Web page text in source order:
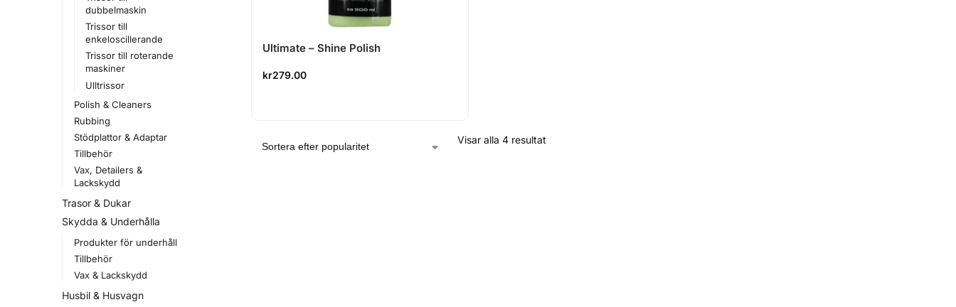
Ultimate – Shine Polish
kr279.00
Visar alla 4 resultat
dubbelmaskin
Trissor till
enkeloscillerande
Trissor till roterande
maskiner
Ulltrissor
Polish & Cleaners
Rubbing
Stödplattor & Adaptar
Tillbehör
Vax, Detailers &
Lackskydd
Trasor & Dukar
Skydda & Underhålla
Produkter för underhåll
Tillbehör
Vax & Lackskydd
Husbil & Husvagn